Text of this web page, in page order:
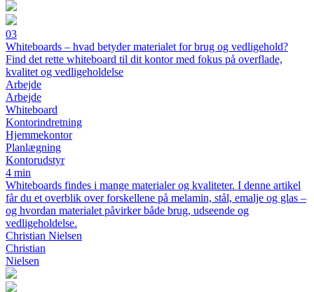
03
Whiteboards – hvad betyder materialet for brug og vedligehold?
Find det rette whiteboard til dit kontor med fokus på overflade,
kvalitet og vedligeholdelse
Arbejde
Arbejde
Whiteboard
Kontorindretning
Hjemmekontor
Planlægning
Kontorudstyr
4 min
Whiteboards findes i mange materialer og kvaliteter. I denne artikel
får du et overblik over forskellene på melamin, stål, emalje og glas –
og hvordan materialet påvirker både brug, udseende og
vedligeholdelse.
Christian Nielsen
Christian
Nielsen